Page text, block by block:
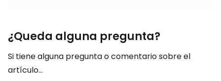
¿Queda alguna pregunta?
Si tiene alguna pregunta o comentario sobre el
artículo...